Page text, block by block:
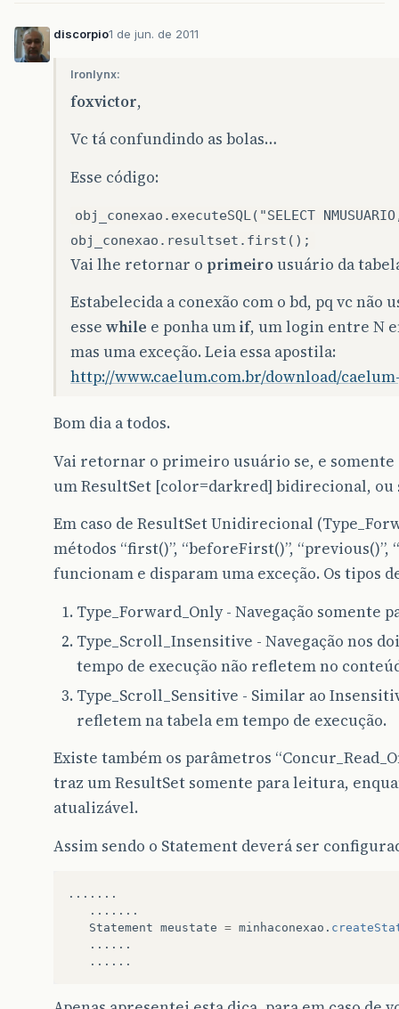
discorpio1 de jun. de 2011
Ironlynx:
foxvictor,
Vc tá confundindo as bolas…
Esse código:
obj_conexao.executeSQL("SELECT
obj_conexao.resultset.first();
Vai lhe retornar o primeirousuário da
Estabelecida a conexão com o bd, pq vc não
esse while e ponha umif, um login entre N
mas uma exceção. Leia essa apostila:
http://www.caelum.com.br/download/
Bom dia a todos.
Vai retornar o primeiro usuário se, e
um ResultSet [color=darkred] bidirecional, ou
Em caso de ResultSet Unidirecional
métodos “first()”, “beforeFirst()”, “previous()”,
funcionam e disparam uma exceção. Os tipos
Type_Forward_Only - Navegação somente
Type_Scroll_Insensitive - Navegação nos
tempo de execução não refletem no
Type_Scroll_Sensitive - Similar ao
refletem na tabela em tempo de execução.
Existe também os parâmetros
traz um ResultSet somente para leitura,
atualizável.
Assim sendo o Statement deverá ser
.......
.......
Statement meustate = minhaconexao .
......
......